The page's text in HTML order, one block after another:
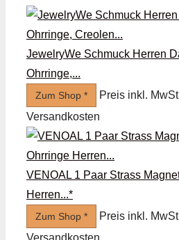
JewelryWe Schmuck Herren
Ohrringe,...
Zum Shop *
Preis inkl.
Versandkosten
VENOAL 1 Paar Strass
Herren...*
Zum Shop *
Preis inkl.